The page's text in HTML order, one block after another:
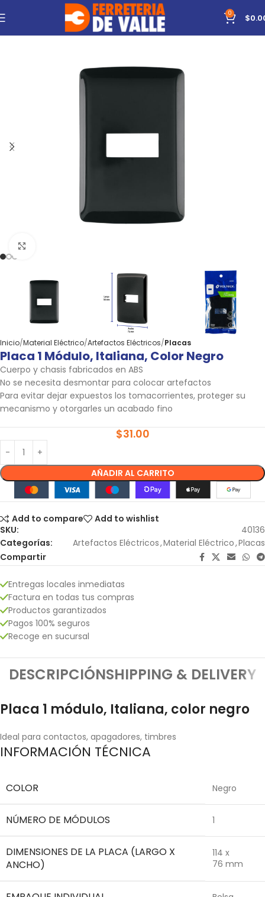
0 $
Inicio Material Eléctrico Artefactos Eléctricos Placas
Placa 1 Módulo, Italiana, Color Negro
Cuerpo y chasis fabricados en ABS
No se necesita desmontar para colocar artefactos
Para evitar dejar expuestos los tomacorrientes, proteger su
mecanismo y otorgarles un acabado fino
$31.00
AÑADIR AL CARRITO
Add to compare
Add to wishlist
SKU:
40136
Categorías:
Artefactos Eléctricos,Material Eléctrico,Placas
Compartir
Entregas locales inmediatas
Factura en todas tus compras
Productos garantizados
Pagos 100% seguros
Recoge en sucursal
DESCRIPCIÓNSHIPPING & DELIVERY
Placa 1 módulo, Italiana, color negro
Ideal para contactos, apagadores, timbres
INFORMACIÓN TÉCNICA
COLOR Negro
NÚMERO DE MÓDULOS 1
DIMENSIONES DE LA PLACA (LARGO X
ANCHO)
114 x
76 mm